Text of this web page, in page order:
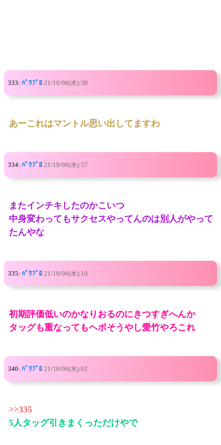
333: ﾊﾟﾜﾌﾟﾛ 21/10/06(水):30
あーこれはマントル思い出してますわ
334: ﾊﾟﾜﾌﾟﾛ 21/10/06(水):57
またインチキしたのかこいつ
中身変わってもサクセスやってんのは別人がやって
たんやな
335: ﾊﾟﾜﾌﾟﾛ 21/10/06(水):10
初期評価低いのかなりおるのにきつすぎへんか
タッグも重なってもヘボそうやし愛竹やろこれ
340: ﾊﾟﾜﾌﾟﾛ 21/10/06(水):02
>>335
5人タッグ引きまくっただけやで